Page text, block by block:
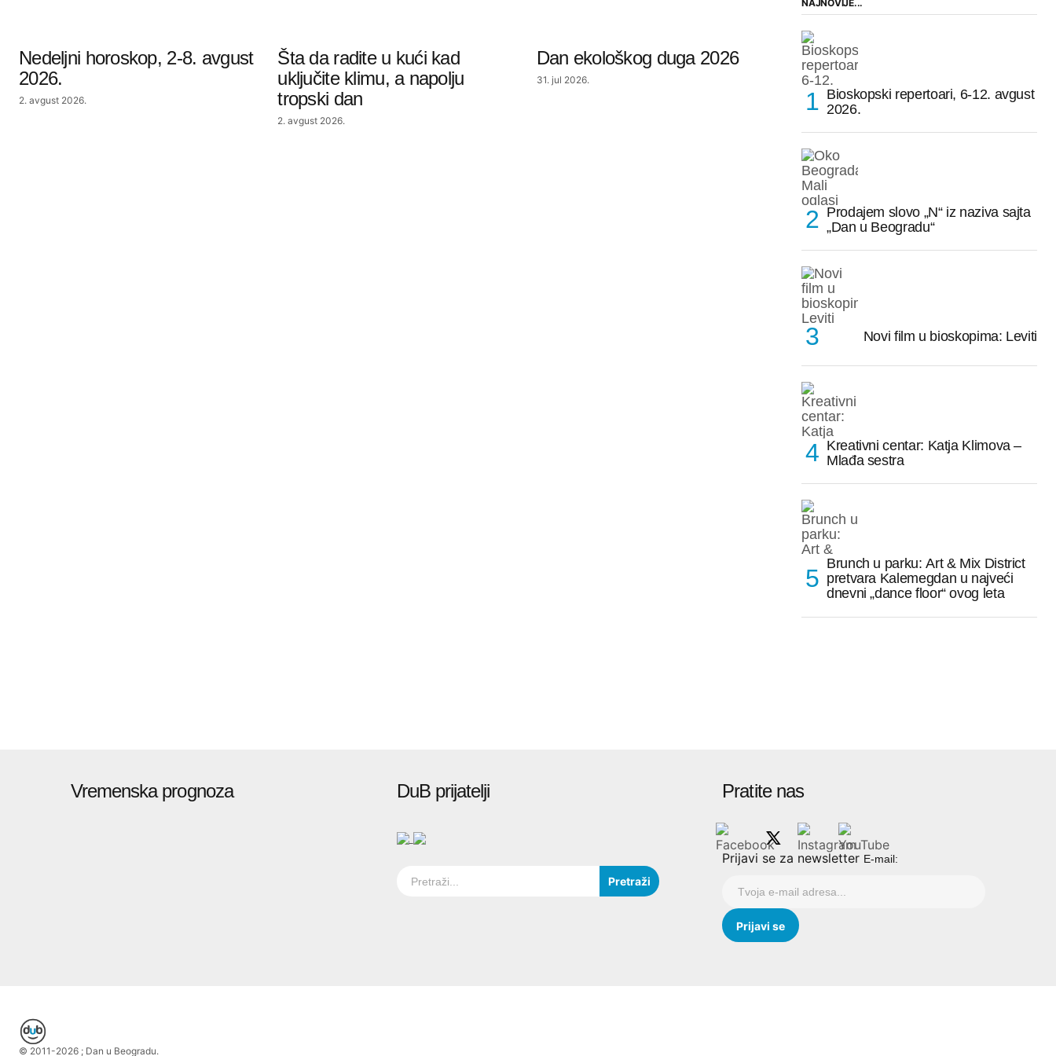
Nedeljni horoskop, 2-8. avgust
2026.
2. avgust 2026.
Šta da radite u kući kad
uključite klimu, a napolju
tropski dan
2. avgust 2026.
Dan ekološkog duga 2026
31. jul 2026.
NAJNOVIJE...
Bioskopski repertoari, 6-12. avgust
2026.
Prodajem slovo „N“ iz naziva sajta
„Dan u Beogradu“
Novi film u bioskopima: Leviti
Kreativni centar: Katja Klimova –
Mlađa sestra
Brunch u parku: Art & Mix District
pretvara Kalemegdan u najveći
dnevni „dance floor“ ovog leta
Vremenska prognoza DuB prijatelji
Pretraži
Pratite nas
Prijavi se za newsletter E-mail:
© 2011-2026 ; Dan u Beogradu.